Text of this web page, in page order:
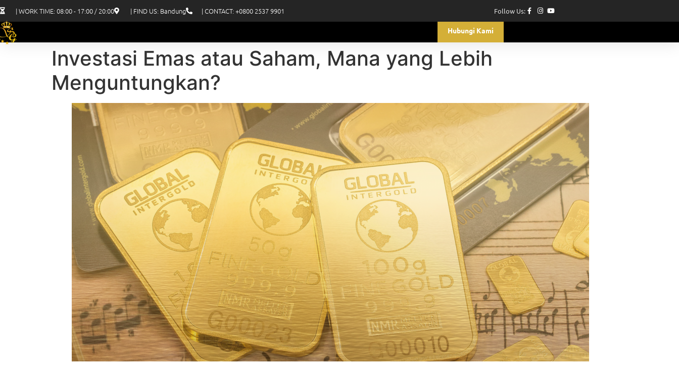
| WORK TIME: 08:00 - 17:00 / 20:00 | FIND US: Bandung | CONTACT: +0800 2537 9901 Follow Us:
Hubungi Kami
Investasi Emas atau Saham, Mana yang Lebih
Menguntungkan?